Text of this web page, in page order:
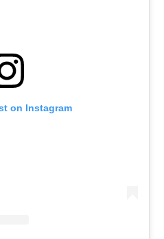
on Instagram